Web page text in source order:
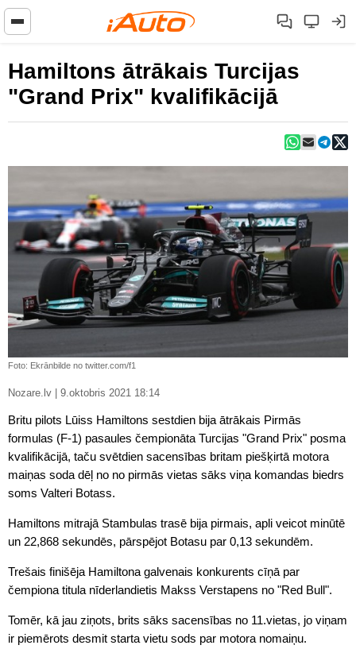
Hamiltons ātrākais Turcijas
"Grand Prix" kvalifikācijā
Foto: Ekrānbilde no twitter.com/f1
Nozare.lv | 9.oktobris 2021 18:14
Britu pilots Lūiss Hamiltons sestdien bija ātrākais Pirmās
formulas (F-1) pasaules čempionāta Turcijas "Grand Prix" posma
kvalifikācijā, taču svētdien sacensības britam piešķirtā motora
maiņas soda dēļ no no pirmās vietas sāks viņa komandas biedrs
soms Valteri Botass.
Hamiltons mitrajā Stambulas trasē bija pirmais, apli veicot minūtē
un 22,868 sekundēs, pārspējot Botasu par 0,13 sekundēm.
Trešais finišēja Hamiltona galvenais konkurents cīņā par
čempiona titula nīderlandietis Makss Verstapens no "Red Bull".
Tomēr, kā jau ziņots, brits sāks sacensības no 11.vietas, jo viņam
ir piemērots desmit starta vietu sods par motora nomaiņu.